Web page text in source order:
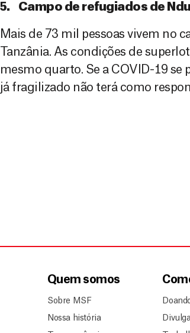
5. Campo de refugiados de
Mais de 73 mil pessoas vivem no
Tanzânia. As condições de
mesmo quarto. Se a COVID-19 se
já fragilizado não terá como
Quem somos
Sobre MSF
Nossa história